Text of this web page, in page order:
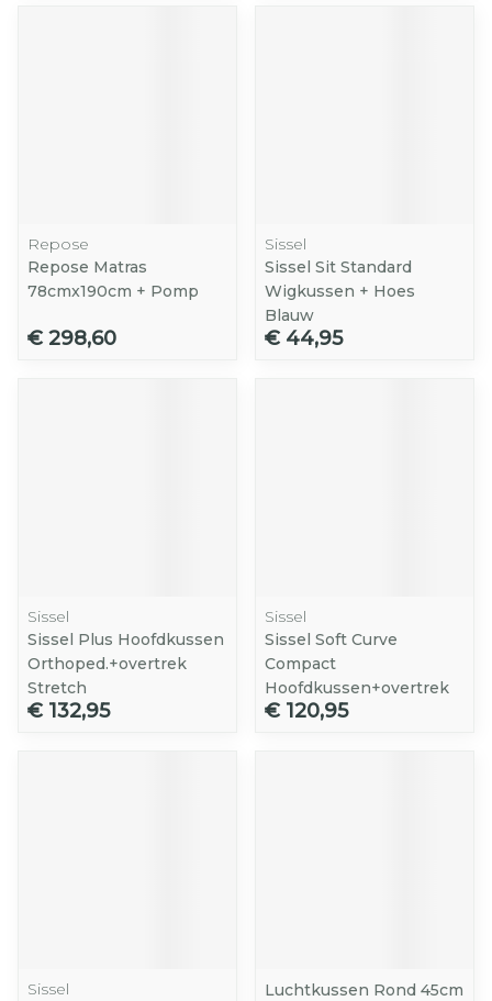
Repose
Repose Matras
78cmx190cm + Pomp
€ 298,60
Sissel
Sissel Sit Standard
Wigkussen + Hoes
Blauw
€ 44,95
Sissel
Sissel Plus Hoofdkussen
Orthoped.+overtrek
Stretch
€ 132,95
Sissel
Sissel Soft Curve
Compact
Hoofdkussen+overtrek
€ 120,95
Sissel
Luchtkussen Rond 45cm